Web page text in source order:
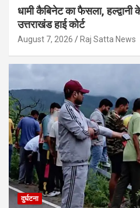
धामी कैबिनेट का फैसला, हल्द्वानी
उत्तराखंड हाई कोर्ट
August 7, 2026 Raj Satta News
दुर्घटना